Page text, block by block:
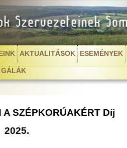
AKTUALITÁSOK ESEMÉNYEK
GÁLÁK
A SZÉPKORÚAKÉRT Díj
2025.